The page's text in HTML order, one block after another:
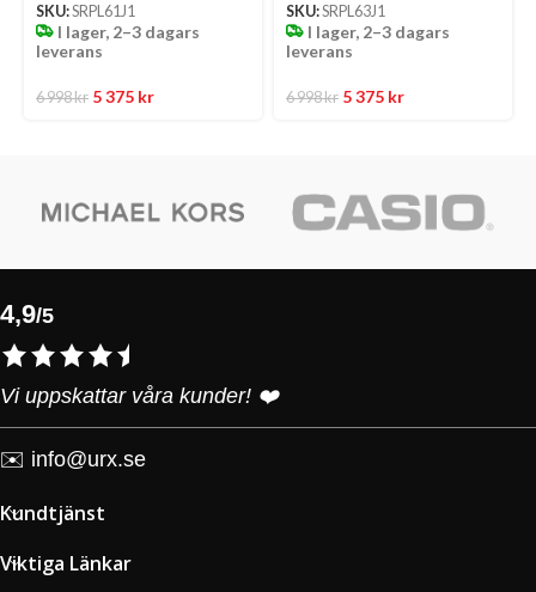
SKU:SRPL61J1
I lager, 2–3 dagars
leverans
6 998kr 5 375 kr
SKU:SRPL63J1
I lager, 2–3 dagars
leverans
6 998kr 5 375 kr
4,9/5
Vi uppskattar våra kunder! ❤️
✉️ info@urx.se
Kundtjänst
Viktiga Länkar